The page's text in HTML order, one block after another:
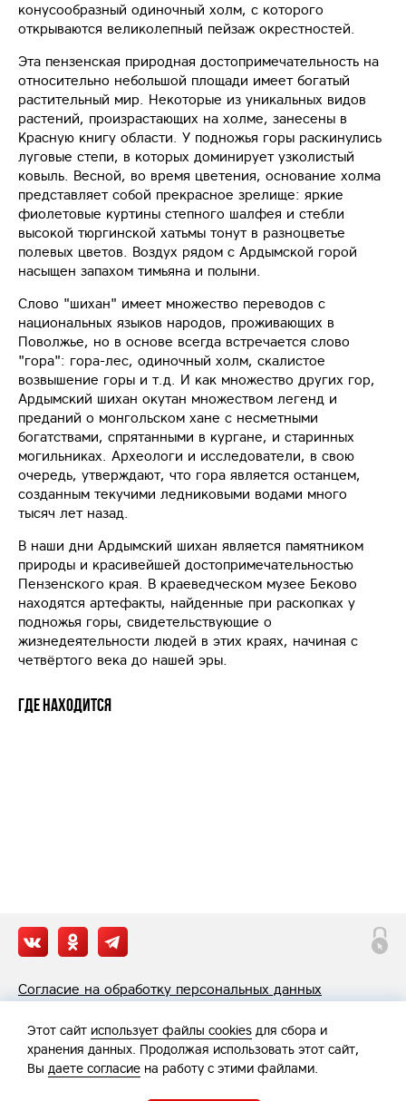
конусообразный одиночный холм, с которого
открываются великолепный пейзаж окрестностей.
Эта пензенская природная достопримечательность на
относительно небольшой площади имеет богатый
растительный мир. Некоторые из уникальных видов
растений, произрастающих на холме, занесены в
Красную книгу области. У подножья горы раскинулись
луговые степи, в которых доминирует узколистый
ковыль. Весной, во время цветения, основание холма
представляет собой прекрасное зрелище: яркие
фиолетовые куртины степного шалфея и стебли
высокой тюргинской хатьмы тонут в разноцветье
полевых цветов. Воздух рядом с Ардымской горой
насыщен запахом тимьяна и полыни.
Слово "шихан" имеет множество переводов с
национальных языков народов, проживающих в
Поволжье, но в основе всегда встречается слово
"гора": гора-лес, одиночный холм, скалистое
возвышение горы и т.д. И как множество других гор,
Ардымский шихан окутан множеством легенд и
преданий о монгольском хане с несметными
богатствами, спрятанными в кургане, и старинных
могильниках. Археологи и исследователи, в свою
очередь, утверждают, что гора является останцем,
созданным текучими ледниковыми водами много
тысяч лет назад.
В наши дни Ардымский шихан является памятником
природы и красивейшей достопримечательностью
Пензенского края. В краеведческом музее Беково
находятся артефакты, найденные при раскопках у
подножья горы, свидетельствующие о
жизнедеятельности людей в этих краях, начиная с
четвёртого века до нашей эры.
Где находится
Согласие на обработку персональных данных
Этот сайт использует файлы cookies для сбора и
хранения данных. Продолжая использовать этот сайт,
Вы даете согласие на работу с этими файлами.